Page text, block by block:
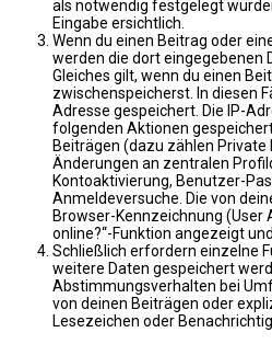
als notwendig festgelegt
Eingabe ersichtlich.
Wenn du einen Beitrag oder
werden die dort eingegebenen
Gleiches gilt, wenn du einen
zwischenspeicherst. In diesen
Adresse gespeichert. Die IP-
folgenden Aktionen
Beiträgen (dazu zählen
Änderungen an zentralen
Kontoaktivierung, Benutzer-
Anmeldeversuche. Die von
Browser-Kennzeichnung (User
online?“-Funktion angezeigt
Schließlich erfordern einzelne
weitere Daten gespeichert
Abstimmungsverhalten bei
von deinen Beiträgen oder
Lesezeichen oder